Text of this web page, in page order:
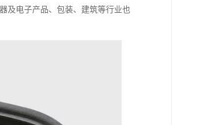
及电子产品、包装、建筑等行业也